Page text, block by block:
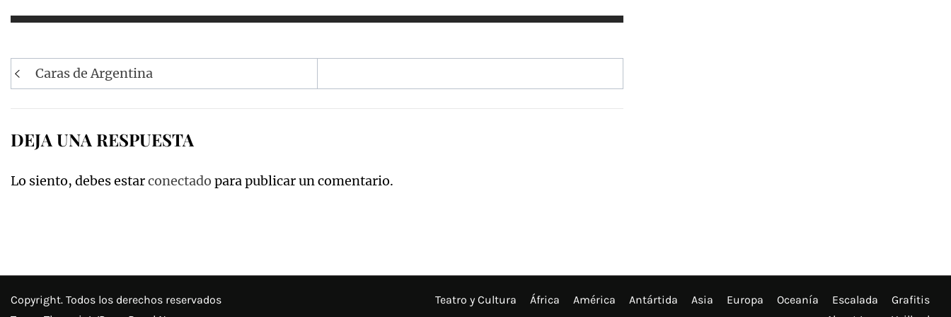
Navegación
de
Caras de Argentina
DEJA UNA RESPUESTA
Lo siento, debes estarconectado para publicar un comentario.
Copyright. Todos los derechos reservados
Teatro y Cultura África América Antártida Asia Europa Oceanía Escalada
Grafitis